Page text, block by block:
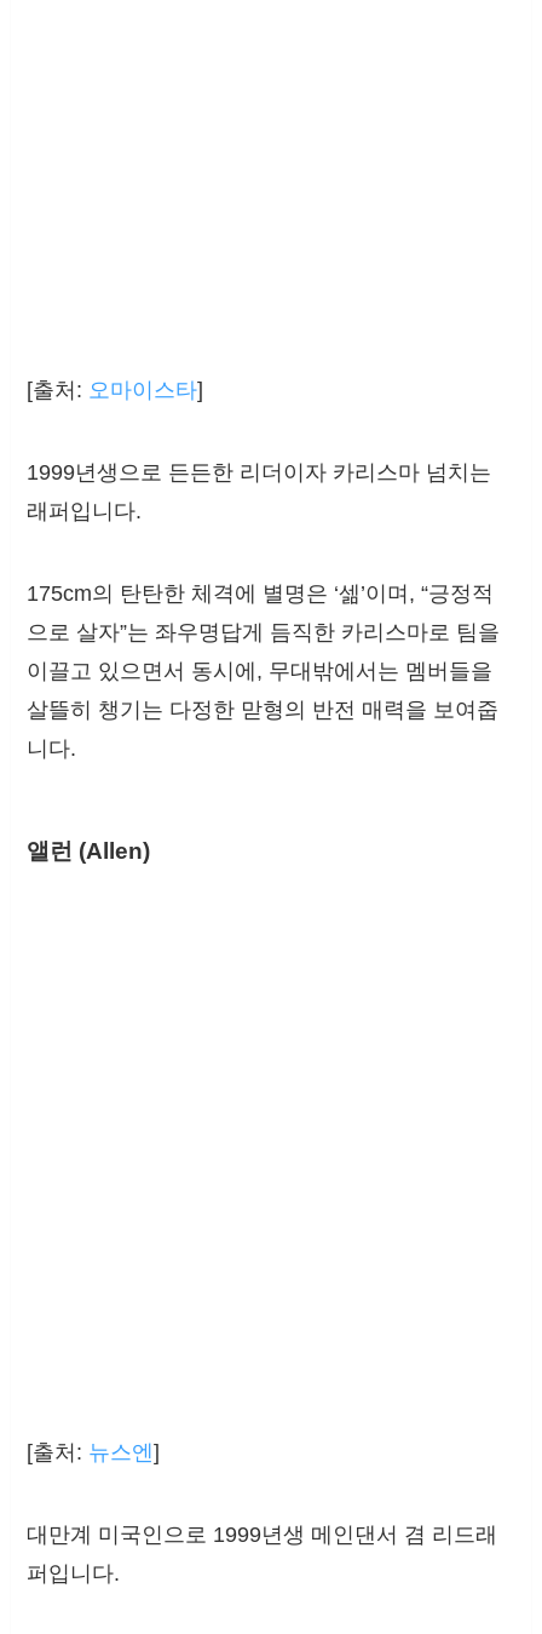
[출처: 오마이스타]
1999년생으로 든든한 리더이자 카리스마 넘치는
래퍼입니다.
175cm의 탄탄한 체격에 별명은 ‘셂’이며, “긍정적
으로 살자”는 좌우명답게 듬직한 카리스마로 팀을
이끌고 있으면서 동시에, 무대밖에서는 멤버들을
살뜰히 챙기는 다정한 맏형의 반전 매력을 보여줍
니다.
앨런 (Allen)
[출처: 뉴스엔]
대만계 미국인으로 1999년생 메인댄서 겸 리드래
퍼입니다.